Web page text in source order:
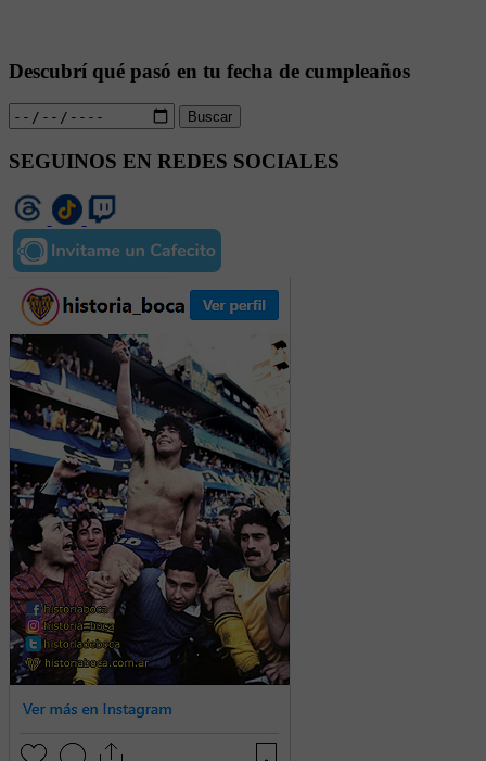
Descubrí qué pasó en tu fecha de cumpleaños
Buscar
SEGUINOS EN REDES SOCIALES